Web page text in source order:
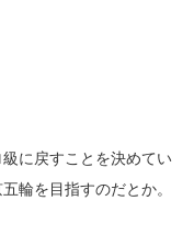
に戻すことを決めてい
輪を目指すのだとか。